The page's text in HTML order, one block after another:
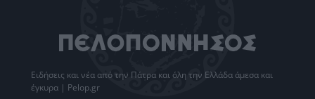
Ειδήσεις και νέα από την Πάτρα και όλη την Ελλάδα άμεσα και
έγκυρα | Pelop.gr